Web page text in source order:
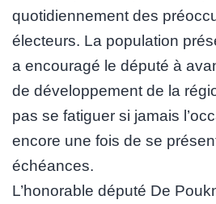
quotidiennement des
électeurs. La population
a encouragé le député à
de développement de la
pas se fatiguer si jamais
encore une fois de se
échéances.
L’honorable député De